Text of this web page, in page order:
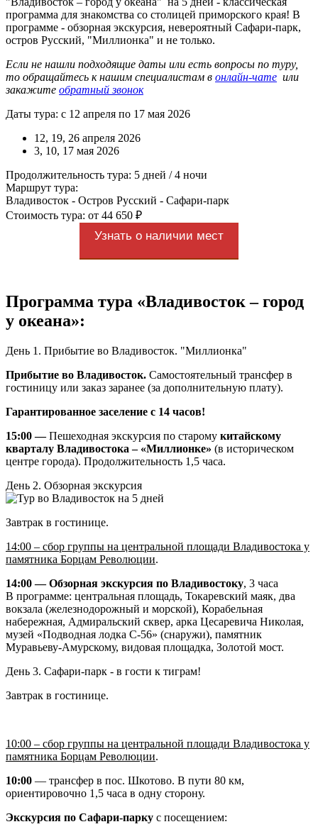
программа для знакомства со столицей приморского края! В
программе - обзорная экскурсия, невероятный Сафари-парк,
остров Русский, "Миллионка" и не только.
Если не нашли подходящие даты или есть вопросы по туру,
то обращайтесь к нашим специалистам в онлайн-чате или
закажите обратный звонок
Даты тура: с 12 апреля по 17 мая 2026
12, 19, 26 апреля 2026
3, 10, 17 мая 2026
Продолжительность тура: 5 дней / 4 ночи
Маршрут тура:
Владивосток - Остров Русский - Сафари-парк
Стоимость тура: от 44 650 ₽
Узнать о наличии мест
Программа тура «Владивосток – город
у океана»:
День 1. Прибытие во Владивосток. "Миллионка"
Прибытие во Владивосток. Самостоятельный трансфер в
гостиницу или заказ заранее (за дополнительную плату).
Гарантированное заселение с 14 часов!
15:00 —Пешеходная экскурсия по старому китайскому
кварталу Владивостока – «Миллионке» (в историческом
центре города). Продолжительность 1,5 часа.
День 2. Обзорная экскурсия
Завтрак в гостинице.
14:00 – сбор группы на центральной площади Владивостока у
памятника Борцам Революции.
14:00 — Обзорная экскурсия по Владивостоку, 3 часа
В программе: центральная площадь, Токаревский маяк, два
вокзала (железнодорожный и морской), Корабельная
набережная, Адмиральский сквер, арка Цесаревича Николая,
музей «Подводная лодка С-56» (снаружи), памятник
Муравьеву-Амурскому, видовая площадка, Золотой мост.
День 3. Сафари-парк - в гости к тиграм!
Завтрак в гостинице.
10:00 – сбор группы на центральной площади Владивостока у
памятника Борцам Революции.
10:00 — трансфер в пос. Шкотово. В пути 80 км,
ориентировочно 1,5 часа в одну сторону.
Экскурсия по Сафари-парку с посещением: